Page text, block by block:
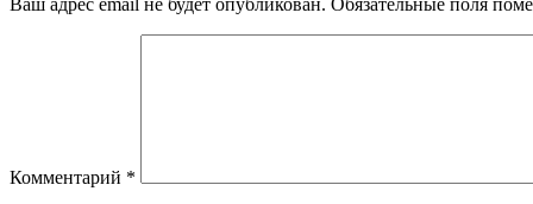
Ваш адрес email не будет опубликован. Обязательные поля
Комментарий *